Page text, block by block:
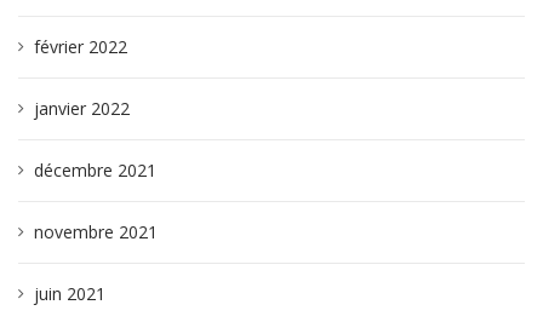
février 2022
janvier 2022
décembre 2021
novembre 2021
juin 2021